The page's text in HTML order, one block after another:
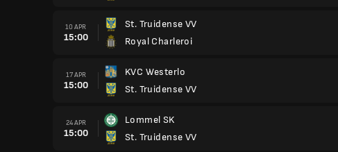
10 APR
15:00
St. Truidense VV
Royal Charleroi
17 APR
15:00
KVC Westerlo
St. Truidense VV
24 APR
15:00
Lommel SK
St. Truidense VV